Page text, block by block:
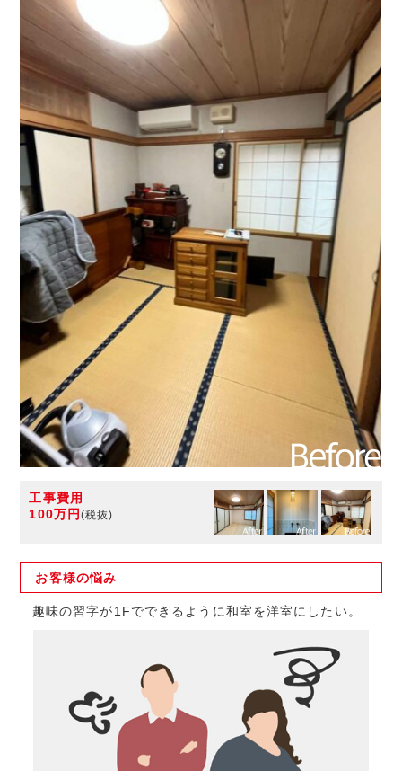
工事費用
100万円 (税抜)
お客様の悩み
趣味の習字が1Fでできるように和室を洋室にしたい。